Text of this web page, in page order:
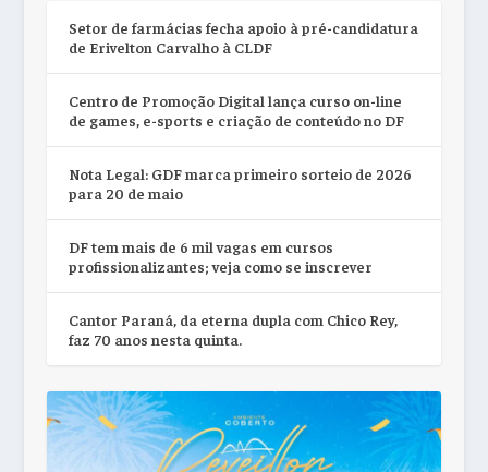
Setor de farmácias fecha apoio à pré-candidatura
de Erivelton Carvalho à CLDF
Centro de Promoção Digital lança curso on-line
de games, e-sports e criação de conteúdo no DF
Nota Legal: GDF marca primeiro sorteio de 2026
para 20 de maio
DF tem mais de 6 mil vagas em cursos
profissionalizantes; veja como se inscrever
Cantor Paraná, da eterna dupla com Chico Rey,
faz 70 anos nesta quinta.